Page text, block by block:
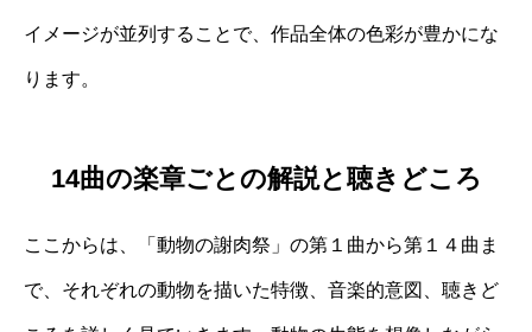
イメージが並列することで、作品全体の色彩が豊かにな
ります。
14曲の楽章ごとの解説と聴きどころ
ここからは、「動物の謝肉祭」の第１曲から第１４曲ま
で、それぞれの動物を描いた特徴、音楽的意図、聴きど